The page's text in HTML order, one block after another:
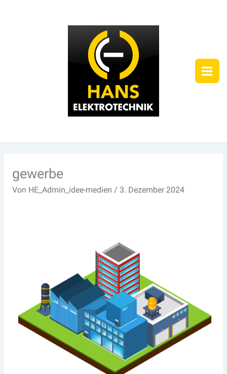
gewerbe
Von HE_Admin_idee-medien / 3. Dezember 2024